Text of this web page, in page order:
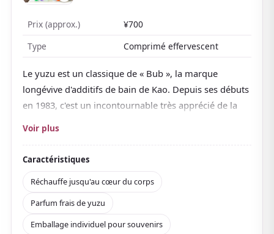
Prix (approx.)
¥700
Type
Comprimé effervescent
Le yuzu est un classique de « Bub », la marque
longévive d'additifs de bain de Kao. Depuis ses débuts
en 1983, c'est un incontournable très apprécié de la
Déposez un comprimé dans la baignoire etil pétille à
mesure que le dioxyde de carbone se dissout dans
l'eau. L'effervescence, associée à des ingrédients
réchauffants comme le sulfate de magnésium, vous
réchauffe doucement jusqu'au cœur du corps.
En tant que produit quasi-médicamenteux, il est
Voir plus
Caractéristiques
Réchauffe jusqu'au cœur du corps
Parfum frais de yuzu
Emballage individuel pour souvenirs